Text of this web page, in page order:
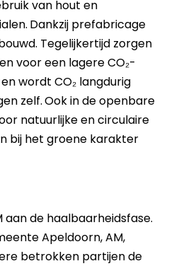
van hout en
Dankzij prefabricage
Tegelijkertijd zorgen
voor een lagere CO₂-
wordt CO₂ langdurig
zelf.Ook in de openbare
natuurlijke en circulaire
bij het groene karakter
de haalbaarheidsfase.
Apeldoorn, AM,
betrokken partijen de